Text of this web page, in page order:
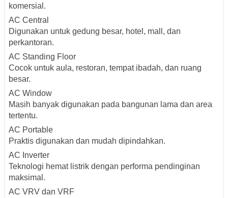
komersial.
AC Central
Digunakan untuk gedung besar, hotel, mall, dan
perkantoran.
AC Standing Floor
Cocok untuk aula, restoran, tempat ibadah, dan ruang
besar.
AC Window
Masih banyak digunakan pada bangunan lama dan area
tertentu.
AC Portable
Praktis digunakan dan mudah dipindahkan.
AC Inverter
Teknologi hemat listrik dengan performa pendinginan
maksimal.
AC VRV dan VRF